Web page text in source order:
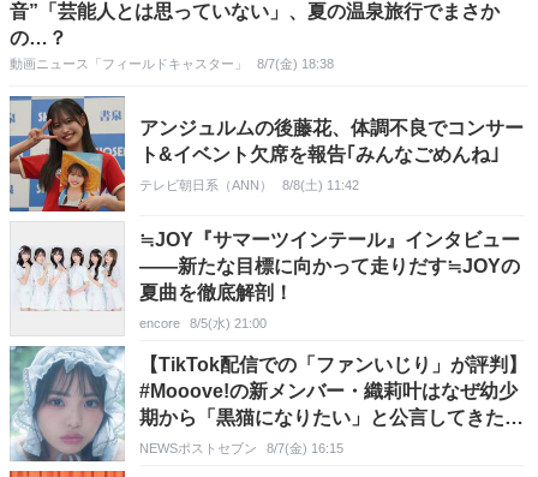
音”「芸能人とは思っていない」、夏の温泉旅行でまさか
の…？
動画ニュース「フィールドキャスター」 8/7(金) 18:38
アンジュルムの後藤花、体調不良でコンサー
ト&イベント欠席を報告｢みんなごめんね｣
テレビ朝日系（ANN） 8/8(土) 11:42
≒JOY『サマーツインテール』インタビュー
――新たな目標に向かって走りだす≒JOYの
夏曲を徹底解剖！
encore 8/5(水) 21:00
【TikTok配信での「ファンいじり」が評判】
#Mooove!の新メンバー・織莉叶はなぜ幼少
期から「黒猫になりたい」と公言してきたの
か
NEWSポストセブン 8/7(金) 16:15